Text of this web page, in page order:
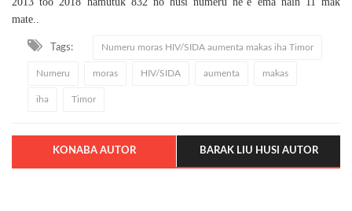
mate..
Tags: Numeru moras HIV/SIDA aumenta makas iha Timor
Numeru moras HIV/SIDA aumenta makas
iha Timor
KONABA AUTOR BARAK LIU HUSI AUTOR